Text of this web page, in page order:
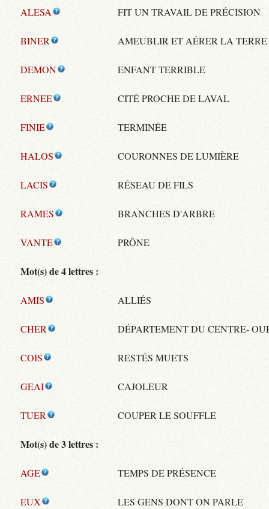
ALESA FIT UN TRAVAIL DE PRÉCISION
BINER AMEUBLIR ET AÉRER LA TERRE
DEMON ENFANT TERRIBLE
ERNEE CITÉ PROCHE DE LAVAL
FINIE TERMINÉE
HALOS COURONNES DE LUMIÈRE
LACIS RÉSEAU DE FILS
RAMES BRANCHES D'ARBRE
VANTE PRÔNE
Mot(s) de 4 lettres :
AMIS ALLIÉS
CHER DÉPARTEMENT DU CENTRE-
COIS RESTÉS MUETS
GEAI CAJOLEUR
TUER COUPER LE SOUFFLE
Mot(s) de 3 lettres :
AGE TEMPS DE PRÉSENCE
EUX LES GENS DONT ON PARLE